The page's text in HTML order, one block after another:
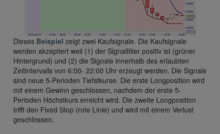
Dieses Beispiel zeigt zwei Kaufsignale. Die Kaufsignale
werden akzeptiert weil (1) der Signalfilter positiv ist (grüner
Hintergrund) und (2) die Signale innerhalb des erlaubten
Zeitintervalls von 6:00- 22:00 Uhr erzeugt werden. Die Signale
sind neue 5-Perioden Tiefstkurse. Die erste Longposition wird
mit einem Gewinn geschlossen, nachdem der erste 5-
Perioden Höchstkurs erreicht wird. Die zweite Longposition
trifft den Fixed Stop (rote Linie) und wird mit einem Verlust
geschlossen.